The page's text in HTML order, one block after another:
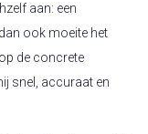
aan: een
ook moeite het
de concrete
snel, accuraat en